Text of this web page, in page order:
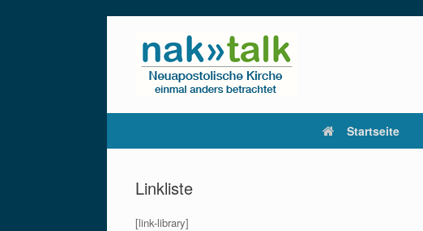
Startseite
Linkliste
[link-library]